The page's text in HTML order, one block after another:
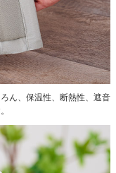
ん、保温性、断熱性、遮音